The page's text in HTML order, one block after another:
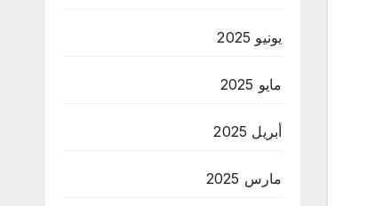
يونيو 2025
مايو 2025
أبريل 2025
مارس 2025